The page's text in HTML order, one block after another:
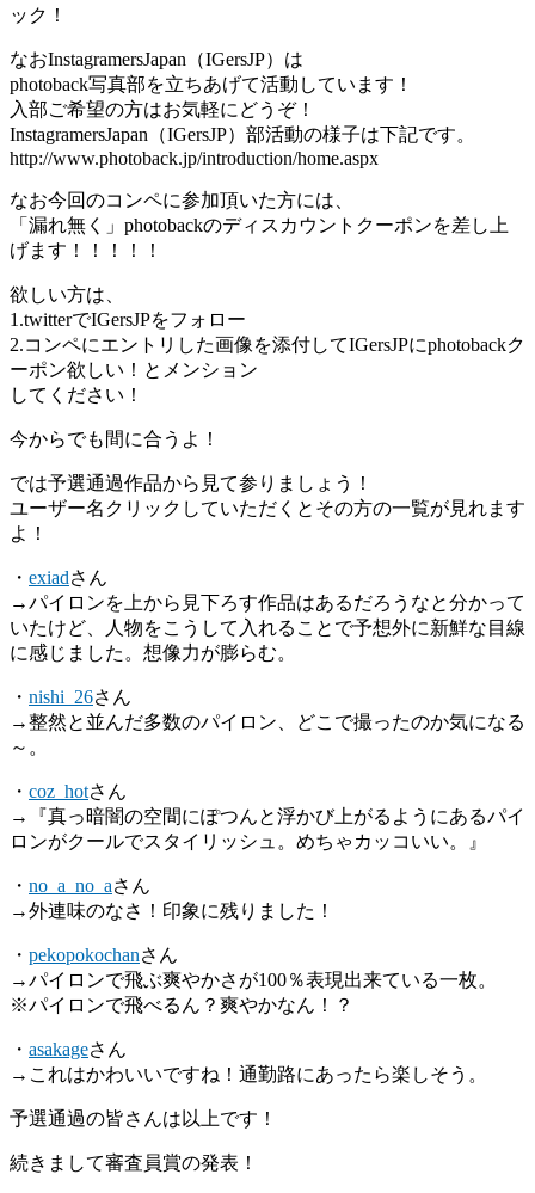
ック！
なおInstagramersJapan（IGersJP）は
photoback写真部を立ちあげて活動しています！
入部ご希望の方はお気軽にどうぞ！
InstagramersJapan（IGersJP）部活動の様子は下記です。
http://www.photoback.jp/introduction/home.aspx
なお今回のコンペに参加頂いた方には、
「漏れ無く」photobackのディスカウントクーポンを差し上
げます！！！！！
欲しい方は、
1.twitterでIGersJPをフォロー
2.コンペにエントリした画像を添付してIGersJPにphotobackク
ーポン欲しい！とメンション
してください！
今からでも間に合うよ！
では予選通過作品から見て参りましょう！
ユーザー名クリックしていただくとその方の一覧が見れます
よ！
・ exiadさん
→パイロンを上から見下ろす作品はあるだろうなと分かって
いたけど、人物をこうして入れることで予想外に新鮮な目線
に感じました。想像力が膨らむ。
・ nishi_26さん
→整然と並んだ多数のパイロン、どこで撮ったのか気になる
～。
・ coz_hotさん
→『真っ暗闇の空間にぽつんと浮かび上がるようにあるパイ
ロンがクールでスタイリッシュ。めちゃカッコいい。』
・ no_a_no_aさん
→外連味のなさ！印象に残りました！
・ pekopokochanさん
→パイロンで飛ぶ爽やかさが100％表現出来ている一枚。
※パイロンで飛べるん？爽やかなん！？
・ asakageさん
→これはかわいいですね！通勤路にあったら楽しそう。
予選通過の皆さんは以上です！
続きまして審査員賞の発表！